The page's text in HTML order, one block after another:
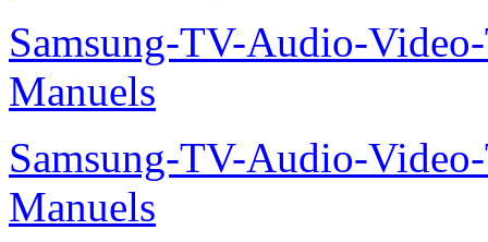
Samsung-TV-Audio-
Manuels
Samsung-TV-Audio-
Manuels